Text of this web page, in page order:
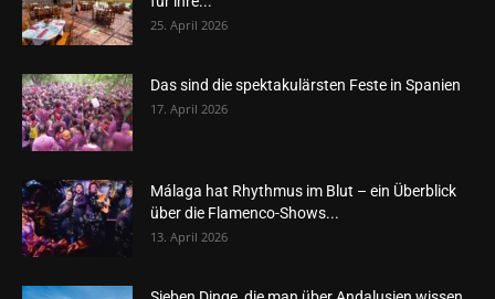
25. April 2026
Das sind die spektakulärsten Feste in Spanien
17. April 2026
Málaga hat Rhythmus im Blut – ein Überblick
über die Flamenco-Shows...
13. April 2026